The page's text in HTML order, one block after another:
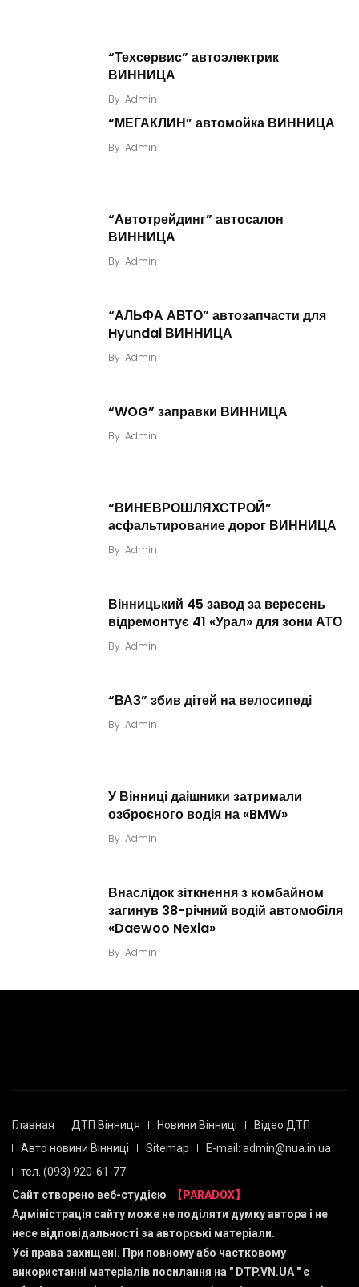
“Техсервис” автоэлектрик
ВИННИЦА
By Admin
“МЕГАКЛИН” автомойка ВИННИЦА
By Admin
“Автотрейдинг” автосалон
ВИННИЦА
By Admin
“АЛЬФА АВТО” автозапчасти для
Hyundai ВИННИЦА
By Admin
“WOG” заправки ВИННИЦА
By Admin
“ВИНЕВРОШЛЯХСТРОЙ”
асфальтирование дорог ВИННИЦА
By Admin
Вінницький 45 завод за вересень
відремонтує 41 «Урал» для зони АТО
By Admin
“ВАЗ” збив дітей на велосипеді
By Admin
У Вінниці даішники затримали
озброєного водія на «BMW»
By Admin
Внаслідок зіткнення з комбайном
загинув 38-річний водій автомобіля
«Daewoo Nexia»
By Admin
Главная ДТП Вінниця Новини Вінниці
Відео ДТП
Авто новини Вінниці
Sitemap
E-mail: admin@nua.in.ua
тел. (093) 920-61-77
Сайт створено веб-студією
【PARADOX】
Адміністрація сайту може не поділяти думку автора і не
несе відповідальності за авторські матеріали.
Усі права захищені. При повному або частковому
використанні матеріалів посилання на " DTP.VN.UA " є